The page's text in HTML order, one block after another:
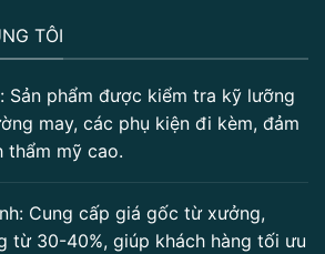
TÔI
Sản phẩm được kiểm tra kỹ lưỡng
may, các phụ kiện đi kèm, đảm
thẩm mỹ cao.
Cung cấp giá gốc từ xưởng,
từ 30-40%, giúp khách hàng tối ưu